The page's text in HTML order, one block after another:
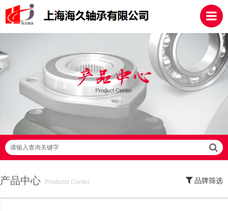
请输入查询关键字
产品中心
Products Center
品牌筛选